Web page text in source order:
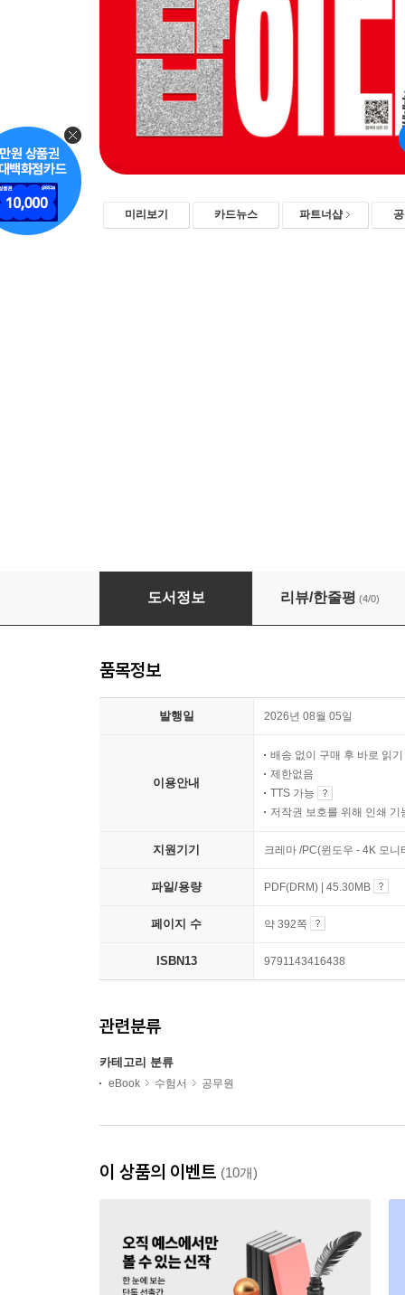
미리보기 카드뉴스 파트너샵
2027 시대에듀 기출이 답이다 9급 공무원 교정
도서정보 리뷰/한줄평 (4/0)
품목정보
발행일 2026년 08월 05일
이용안내
배송 없이 구매 후 바로 읽기
제한없음
TTS 가능
저작권 보호를 위해 인쇄 기
지원기기 크레마 /PC(윈도우 - 4K 모
파일/용량 PDF(DRM) | 45.30MB
페이지 수 약 392쪽
ISBN13 9791143416438
관련분류
카테고리 분류
eBook 수험서 공무원
이 상품의 이벤트 (10개)